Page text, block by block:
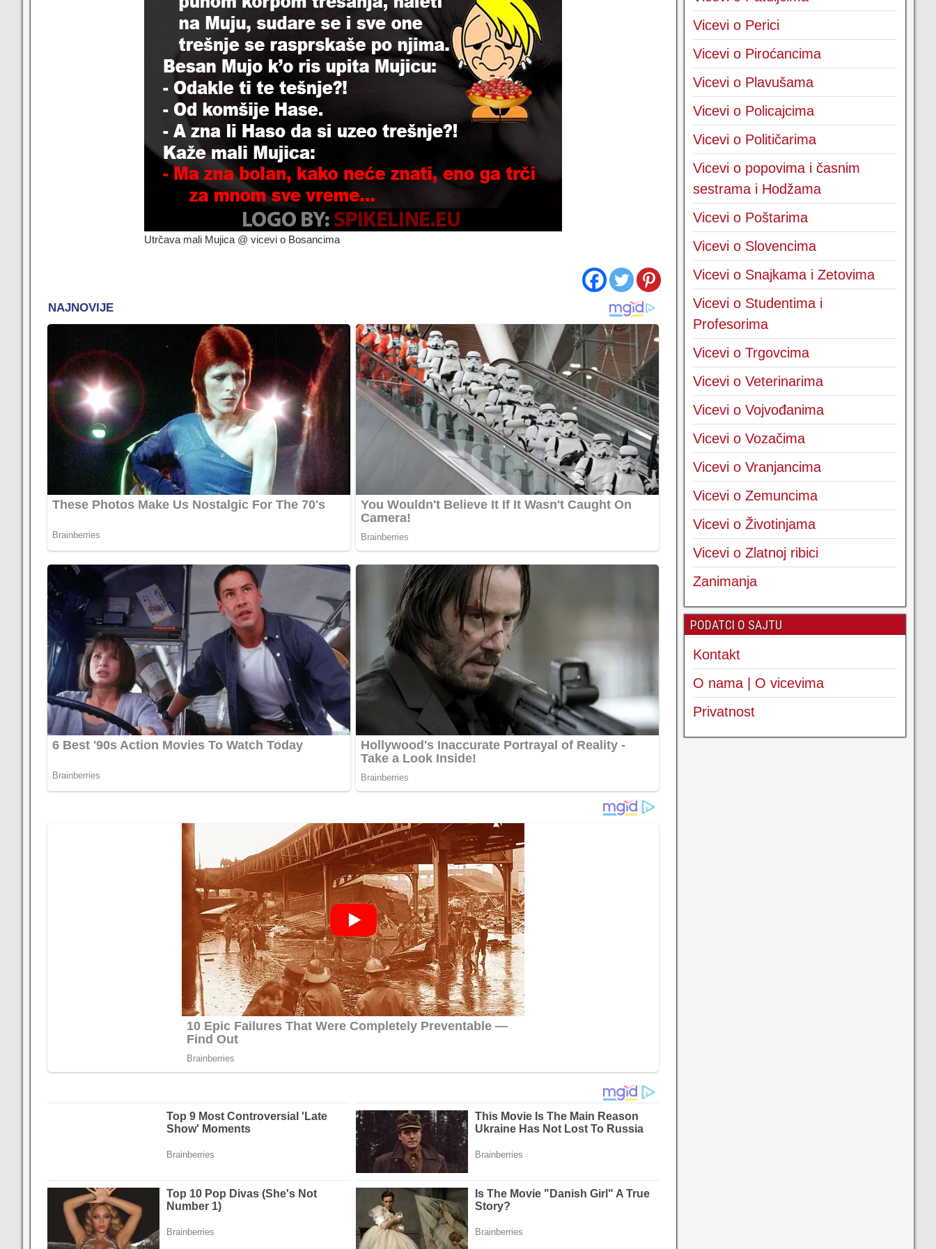
Utrčava mali Mujica @ vicevi o Bosancima
Vicevi o Perici
Vicevi o Piroćancima
Vicevi o Plavušama
Vicevi o Policajcima
Vicevi o Političarima
Vicevi o popovima i časnim
sestrama i Hodžama
Vicevi o Poštarima
Vicevi o Slovencima
Vicevi o Snajkama i Zetovima
Vicevi o Studentima i
Profesorima
Vicevi o Trgovcima
Vicevi o Veterinarima
Vicevi o Vojvođanima
Vicevi o Vozačima
Vicevi o Vranjancima
Vicevi o Zemuncima
Vicevi o Životinjama
Vicevi o Zlatnoj ribici
Zanimanja
PODATCI O SAJTU
Kontakt
O nama | O vicevima
Privatnost